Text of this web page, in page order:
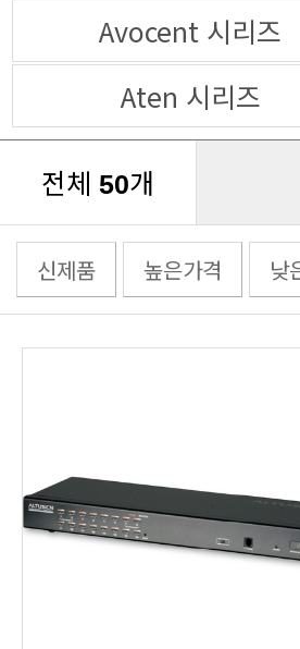
Avocent 시리즈
Aten 시리즈
전체 50개
신제품 높은가격 낮